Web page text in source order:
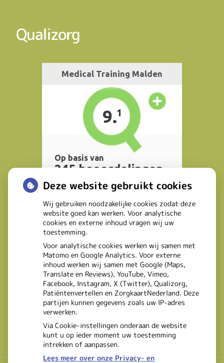
Qualizorg
Deze website gebruikt cookies
Wij gebruiken noodzakelijke cookies zodat deze
website goed kan werken. Voor analytische
cookies en externe inhoud vragen wij uw
toestemming.
Voor analytische cookies werken wij samen met
Matomo en Google Analytics. Voor externe
inhoud werken wij samen met Google (Maps,
Translate en Reviews), YouTube, Vimeo,
Facebook, Instagram, X (Twitter), Qualizorg,
Patiëntenvertellen en ZorgkaartNederland. Deze
partijen kunnen gegevens zoals uw IP-adres
verwerken.
Via Cookie-instellingen onderaan de website
kunt u op ieder moment uw toestemming
intrekken of aanpassen.
Lees meer over onze Privacy- en